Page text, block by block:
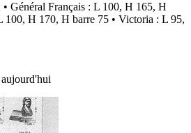
• Général Français : L 100, H 165, H
100, H 170, H barre 75 • Victoria : L 95,